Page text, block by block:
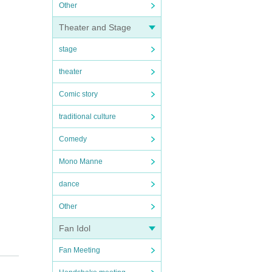
Other
Theater and Stage
stage
theater
Comic story
traditional culture
Comedy
Mono Manne
dance
Other
Fan Idol
Fan Meeting
紙や